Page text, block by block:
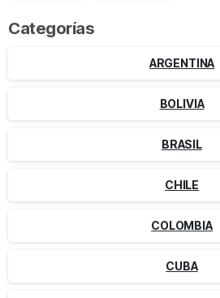
Categorías
ARGENTINA
BOLIVIA
BRASIL
CHILE
COLOMBIA
CUBA